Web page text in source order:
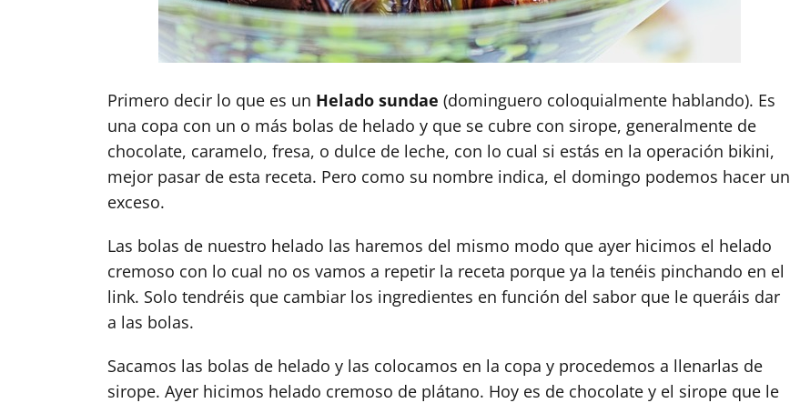
Primero decir lo que es un Helado sundae (dominguero coloquialmente hablando). Es
una copa con un o más bolas de helado y que se cubre con sirope, generalmente de
chocolate, caramelo, fresa, o dulce de leche, con lo cual si estás en la operación bikini,
mejor pasar de esta receta. Pero como su nombre indica, el domingo podemos hacer un
exceso.
Las bolas de nuestro helado las haremos del mismo modo que ayer hicimos el helado
cremoso con lo cual no os vamos a repetir la receta porque ya la tenéis pinchando en el
link. Solo tendréis que cambiar los ingredientes en función del sabor que le queráis dar
a las bolas.
Sacamos las bolas de helado y las colocamos en la copa y procedemos a llenarlas de
sirope. Ayer hicimos helado cremoso de plátano. Hoy es de chocolate y el sirope que le